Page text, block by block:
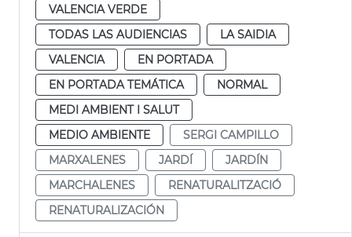
VALENCIA VERDE
TODAS LAS AUDIENCIAS
LA SAIDIA
VALENCIA
EN PORTADA
EN PORTADA TEMÁTICA
NORMAL
MEDI AMBIENT I SALUT
MEDIO AMBIENTE
SERGI CAMPILLO
MARXALENES
JARDÍ
JARDÍN
MARCHALENES
RENATURALITZACIÓ
RENATURALIZACIÓN